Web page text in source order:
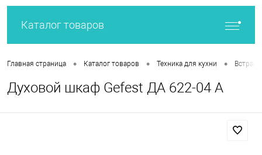
Каталог товаров
Главная страница • Каталог товаров • Техника для кухни •
Духовой шкаф Gefest ДА 622-04 A